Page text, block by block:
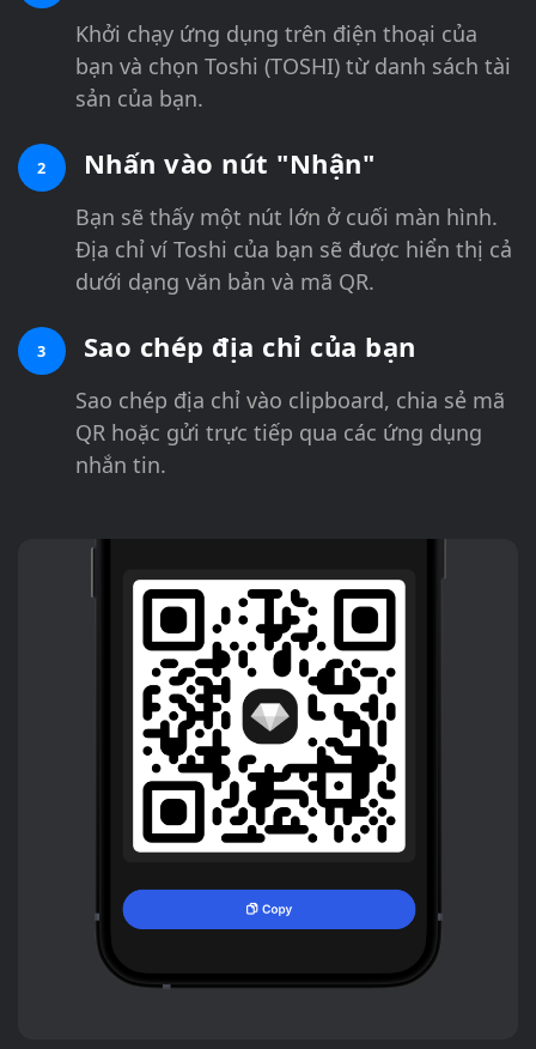
Khởi chạy ứng dụng trên điện thoại của
bạn và chọn Toshi (TOSHI) từ danh sách tài
sản của bạn.
2 Nhấn vào nút "Nhận"
Bạn sẽ thấy một nút lớn ở cuối màn hình.
Địa chỉ ví Toshi của bạn sẽ được hiển thị cả
dưới dạng văn bản và mã QR.
3 Sao chép địa chỉ của bạn
Sao chép địa chỉ vào clipboard, chia sẻ mã
QR hoặc gửi trực tiếp qua các ứng dụng
nhắn tin.